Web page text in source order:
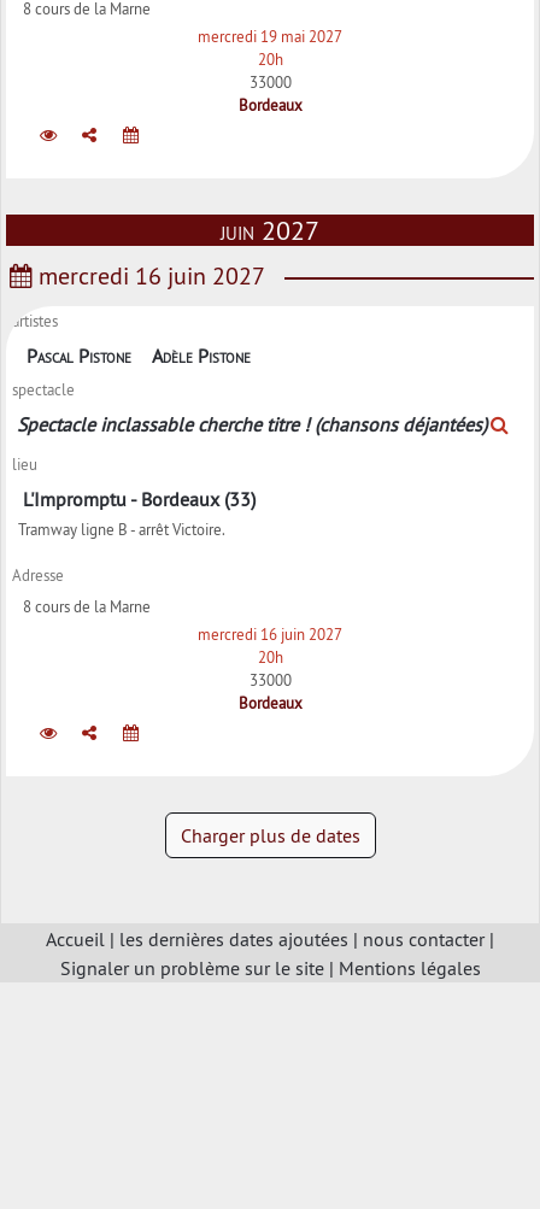
8 cours de la Marne
mercredi 19 mai 2027
20h
33000
Bordeaux
juin 2027
mercredi 16 juin 2027
artistes
Pascal Pistone Adèle Pistone
spectacle
Spectacle inclassable cherche titre ! (chansons déjantées)
lieu
L'Impromptu - Bordeaux (33)
Tramway ligne B - arrêt Victoire.
Adresse
8 cours de la Marne
mercredi 16 juin 2027
20h
33000
Bordeaux
Charger plus de dates
Accueil | les dernières dates ajoutées | nous contacter|
Signaler un problème sur le site| Mentions légales